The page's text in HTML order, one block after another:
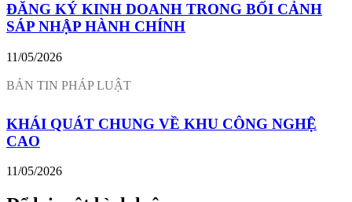
ĐĂNG KÝ KINH DOANH TRONG BỐI CẢNH
SÁP NHẬP HÀNH CHÍNH
11/05/2026
KHÁI QUÁT CHUNG VỀ KHU CÔNG NGHỆ
CAO
11/05/2026